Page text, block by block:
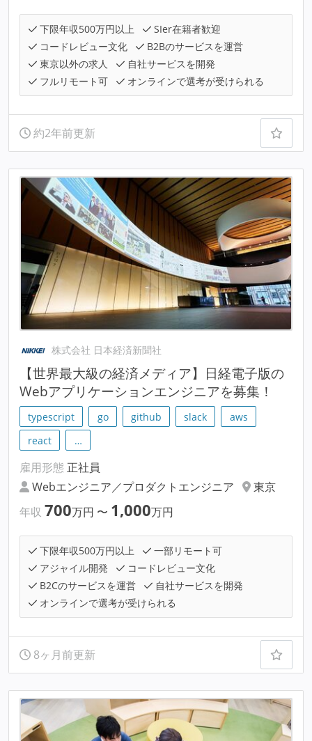
下限年収500万円以上
SIer在籍者歓迎
コードレビュー文化
B2Bのサービスを運営
東京以外の求人
自社サービスを開発
フルリモート可
オンラインで選考が受けられる
約2年前更新
株式会社 日本経済新聞社
【世界最大級の経済メディア】日経電子版の
Webアプリケーションエンジニアを募集！
typescript go github slack
aws
react
…
雇用形態 正社員
Webエンジニア／プロダクトエンジニア
東京
年収 700万円 〜 1,000万円
下限年収500万円以上
一部リモート可
アジャイル開発
コードレビュー文化
B2Cのサービスを運営
自社サービスを開発
オンラインで選考が受けられる
8ヶ月前更新